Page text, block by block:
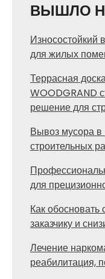
ВЫШЛО
Износостойкий
для жилых
Террасная
WOODGRAND
решение для
Вывоз мусора в
строительных
для
Как обосновать
заказчику и
Лечение
реабилитация,